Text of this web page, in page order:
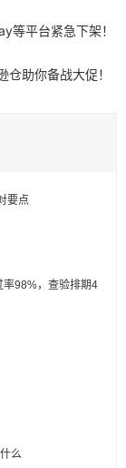
等平台紧急下架！
助你备战大促！
要点
98%，查验排期4
么